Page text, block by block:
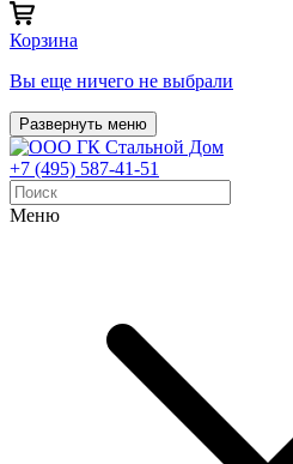
Корзина
Вы еще ничего не выбрали
Развернуть меню
+7 (495) 587-41-51
Меню